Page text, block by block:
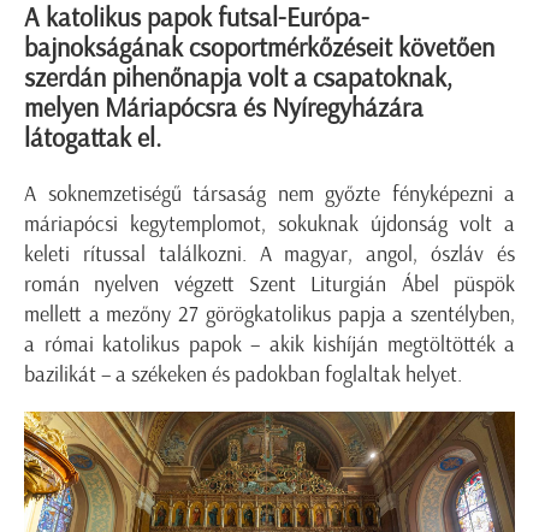
A katolikus papok futsal-Európa-
bajnokságának csoportmérkőzéseit követően
szerdán pihenőnapja volt a csapatoknak,
melyen Máriapócsra és Nyíregyházára
látogattak el.
A soknemzetiségű társaság nem győzte fényképezni a
máriapócsi kegytemplomot, sokuknak újdonság volt a
keleti rítussal találkozni. A magyar, angol, ószláv és
román nyelven végzett Szent Liturgián Ábel püspök
mellett a mezőny 27 görögkatolikus papja a szentélyben,
a római katolikus papok – akik kishíján megtöltötték a
bazilikát – a székeken és padokban foglaltak helyet.